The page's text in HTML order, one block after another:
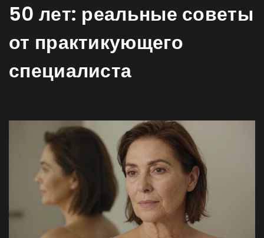
50 лет: реальные советы
от практикующего
специалиста